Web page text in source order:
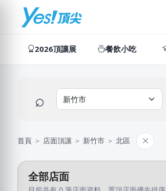
2026頂讓展 餐飲小吃
⌕
首頁 ＞ 店面頂讓 ＞ 新竹市 ＞ 北區
全部店面